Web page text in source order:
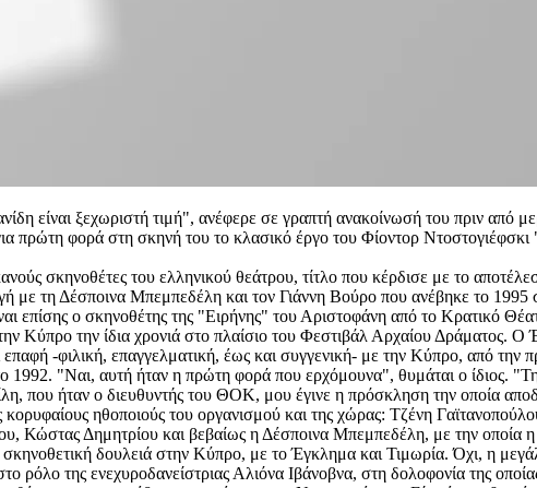
είναι ξεχωριστή τιμή", ανέφερε σε γραπτή ανακοίνωσή του πριν από
πρώτη φορά στη σκηνή του το κλασικό έργο του Φίοντορ
σκηνοθέτες του ελληνικού θεάτρου, τίτλο που κέρδισε με το
τη Δέσποινα Μπεμπεδέλη και τον Γιάννη Βούρο που ανέβηκε το 1995
επίσης ο σκηνοθέτης της "Ειρήνης" του Αριστοφάνη από το Κρατικό
Κύπρο την ίδια χρονιά στο πλαίσιο του Φεστιβάλ Αρχαίου Δράματος.
επαφή -φιλική, επαγγελματική, έως και συγγενική- με την Κύπρο, από
1992. "Ναι, αυτή ήταν η πρώτη φορά που ερχόμουνα", θυμάται ο ίδιος.
που ήταν ο διευθυντής του ΘΟΚ, μου έγινε η πρόσκληση την οποία
ηθοποιούς του οργανισμού και της χώρας: Τζένη
Κώστας Δημητρίου και βεβαίως η Δέσποινα Μπεμπεδέλη, με την οποία η
δουλειά στην Κύπρο, με το Έγκλημα και Τιμωρία. Όχι, η
ρόλο της ενεχυροδανείστριας Αλιόνα Ιβάνοβνα, στη δολοφονία της